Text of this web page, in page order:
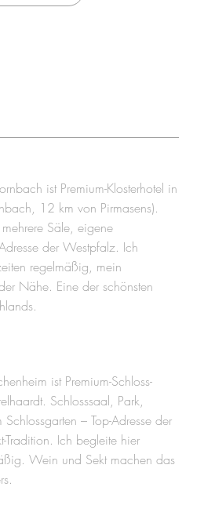
ist Premium-Klosterhotel in
12 km von Pirmasens).
Säle, eigene
der Westpfalz. Ich
regelmäßig, mein
Nähe. Eine der schönsten
ist Premium-Schloss-
Schlosssaal, Park,
– Top-Adresse der
Tradition. Ich begleite hier
Wein und Sekt machen das